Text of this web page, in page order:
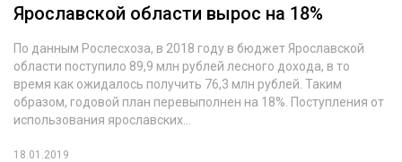
Ярославской области вырос на 18%
По данным Рослесхоза, в 2018 году в бюджет Ярославской
области поступило 89,9 млн рублей лесного дохода, в то
время как ожидалось получить 76,3 млн рублей. Таким
образом, годовой план перевыполнен на 18%. Поступления от
использования ярославских...
18.01.2019